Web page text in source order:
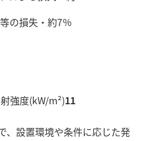
の損失・約7％
強度(kW/m²)11
、設置環境や条件に応じた発